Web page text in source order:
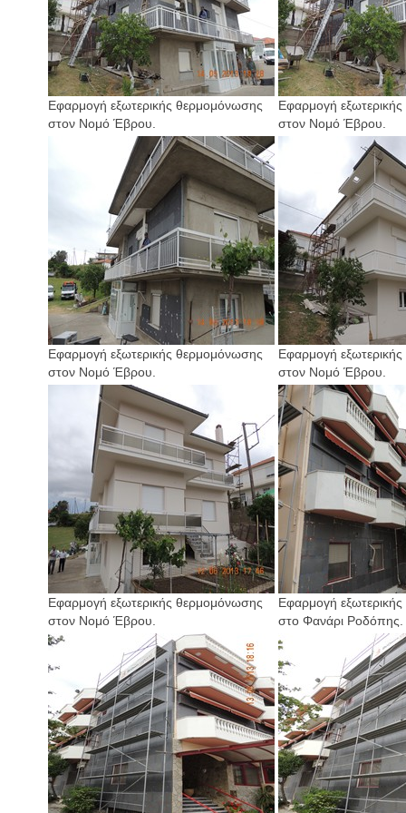
Εφαρμογή εξωτερικής θερμομόνωσης
στον Νομό Έβρου.
Εφαρμογή
στον Νομό Έβρου.
Εφαρμογή εξωτερικής θερμομόνωσης
στον Νομό Έβρου.
Εφαρμογή
στον Νομό Έβρου.
Εφαρμογή εξωτερικής θερμομόνωσης
στον Νομό Έβρου.
Εφαρμογή
στο Φανάρι Ροδόπης.